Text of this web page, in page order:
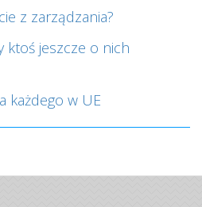
z zarządzania?
ktoś jeszcze o nich
każdego w UE